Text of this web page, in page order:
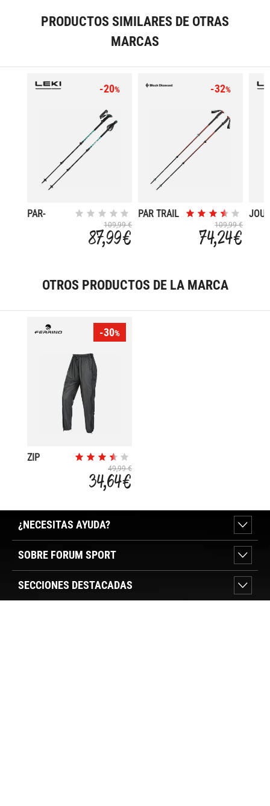
PRODUCTOS SIMILARES DE OTRAS
MARCAS
-20%
PAR-
109,99 €
87,99 €
-32%
PAR TRAIL
109,99 €
74,24 €
OTROS PRODUCTOS DE LA MARCA
-30%
ZIP
49,99 €
34,64 €
¿NECESITAS AYUDA?
SOBRE FORUM SPORT
SECCIONES DESTACADAS